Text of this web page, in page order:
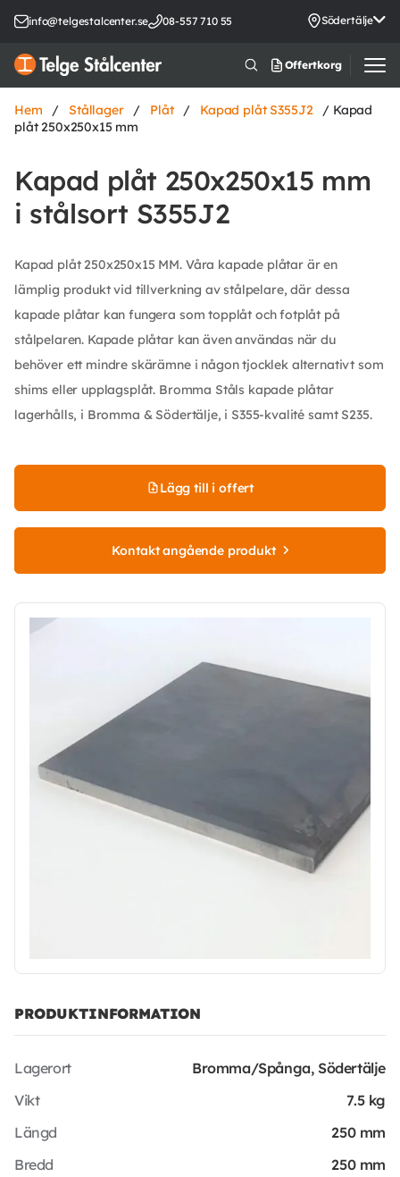
info@telgestalcenter.se 08-557 710 55 Södertälje
Offertkorg
Hem / Stållager / Plåt / Kapad plåt S355J2
/ Kapad
plåt 250x250x15 mm
Kapad plåt 250x250x15 mm
i stålsort S355J2
Kapad plåt 250x250x15 MM. Våra kapade plåtar är en
lämplig produkt vid tillverkning av stålpelare, där dessa
kapade plåtar kan fungera som topplåt och fotplåt på
stålpelaren. Kapade plåtar kan även användas när du
behöver ett mindre skärämne i någon tjocklek alternativt som
shims eller upplagsplåt. Bromma Ståls kapade plåtar
lagerhålls, i Bromma & Södertälje, i S355-kvalité samt S235.
Lägg till i offert
Kontakt angående produkt
PRODUKTINFORMATION
Lagerort
Bromma/Spånga, Södertälje
Vikt
7.5 kg
Längd
250 mm
Bredd
250 mm